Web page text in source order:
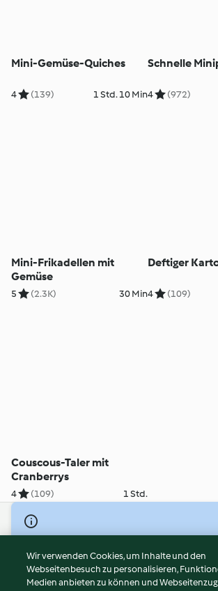
Mini-Gemüse-Quiches
4 (139) 1 Std. 10 Min
Schnelle
4 (972)
Mini-Frikadellen mit
Gemüse
5 (2.3K) 30 Min
Deftiger
4 (109)
Couscous-Taler mit
Cranberrys
4 (109) 1 Std.
© Copyright 2026
Nutzungsbedingungen
Datenschutzrichtlinien
Wir verwenden Cookies, um Inhalte und den
Webseitenbesuch zu personalisieren,
Medien anbieten zu können und